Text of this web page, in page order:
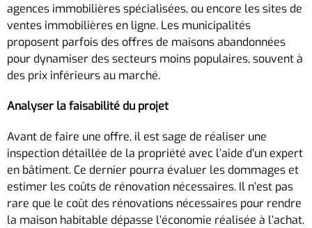
agences immobilières spécialisées, ou encore les sites de
ventes immobilières en ligne. Les municipalités
proposent parfois des offres de maisons abandonnées
pour dynamiser des secteurs moins populaires, souvent à
des prix inférieurs au marché.
Analyser la faisabilité du projet
Avant de faire une offre, il est sage de réaliser une
inspection détaillée de la propriété avec l’aide d’un expert
en bâtiment. Ce dernier pourra évaluer les dommages et
estimer les coûts de rénovation nécessaires. Il n’est pas
rare que le coût des rénovations nécessaires pour rendre
la maison habitable dépasse l’économie réalisée à l’achat.